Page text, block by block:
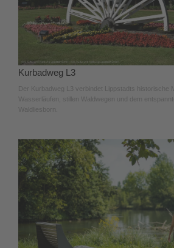
Kurbadweg L3
Der Kurbadweg L3 verbindet Lippstadts historische
Wasserläufen, stillen Waldwegen und dem
Waldliesborn.